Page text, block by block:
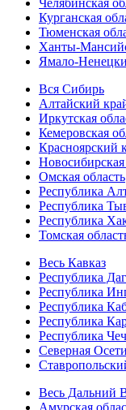
Челябинская
Курганская
Тюменская
Ханты-
Ямало-
Вся Сибирь
Алтайский
Иркутская
Кемеровская
Красноярский
Новосибирская
Омская область
Республика
Республика
Республика
Томская
Весь Кавказ
Республика
Республика
Республика
Республика
Республика
Северная
Весь Дальний
Амурская